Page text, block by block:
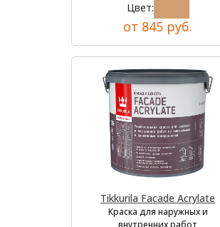
Цвет:
от 845 руб.
Tikkurila Facade Acrylate
Краска для наружных и